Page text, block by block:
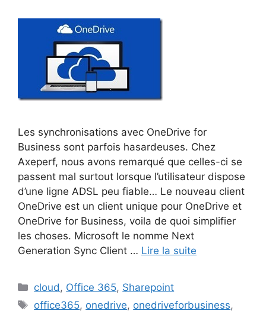
Les synchronisations avec OneDrive for
Business sont parfois hasardeuses. Chez
Axeperf, nous avons remarqué que celles-ci se
passent mal surtout lorsque l’utilisateur dispose
d’une ligne ADSL peu fiable… Le nouveau client
OneDrive est un client unique pour OneDrive et
OneDrive for Business, voila de quoi simplifier
les choses. Microsoft le nomme Next
Generation Sync Client … Lire la suite
Catégories
cloud, Office 365, Sharepoint
Étiquettes
office365, onedrive, onedriveforbusiness,